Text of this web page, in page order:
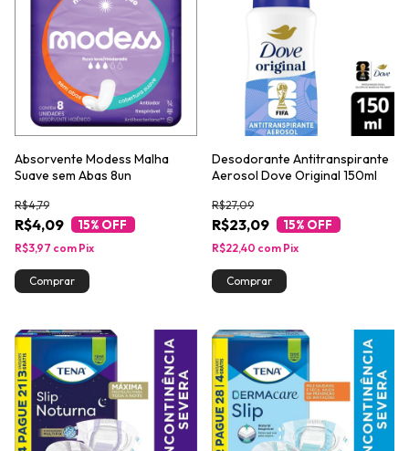
Absorvente Modess Malha
Suave sem Abas 8un
R$4,09
R$4,79
15% OFF
R$3,97 com Pix
Desodorante Antitranspirante
Aerosol Dove Original 150ml
R$23,09
R$27,09
15% OFF
R$22,40 com Pix